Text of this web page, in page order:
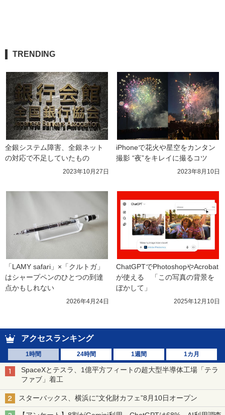
TRENDING
全銀システム障害、全銀ネット
の対応で不足していたもの
2023年10月27日
iPhoneで花火や星空をカンタン
撮影 “夜”をキレイに撮るコツ
2023年8月10日
「LAMY safari」×「クルトガ」
はシャープペンのひとつの到達
点かもしれない
2026年4月24日
ChatGPTでPhotoshopやAcrobat
が使える　「この写真の背景を
ぼかして」
2025年12月10日
アクセスランキング
1時間 24時間 1週間 1カ月
SpaceXとテスラ、1億平方フィートの超大型半導体工場「テラ
ファブ」着工
スターバックス、横浜に“文化財カフェ”8月10日オープン